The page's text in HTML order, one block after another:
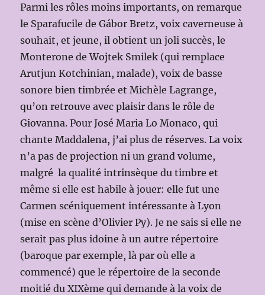
Parmi les rôles moins importants, on remarque
le Sparafucile de Gábor Bretz, voix caverneuse à
souhait, et jeune, il obtient un joli succès, le
Monterone de Wojtek Smilek (qui remplace
Arutjun Kotchinian, malade), voix de basse
sonore bien timbrée et Michèle Lagrange,
qu’on retrouve avec plaisir dans le rôle de
Giovanna. Pour José Maria Lo Monaco, qui
chante Maddalena, j’ai plus de réserves. La voix
n’a pas de projection ni un grand volume,
malgré la qualité intrinsèque du timbre et
même si elle est habile à jouer: elle fut une
Carmen scéniquement intéressante à Lyon
(mise en scène d’Olivier Py). Je ne sais si elle ne
serait pas plus idoine à un autre répertoire
(baroque par exemple, là par où elle a
commencé) que le répertoire de la seconde
moitié du XIXème qui demande à la voix de